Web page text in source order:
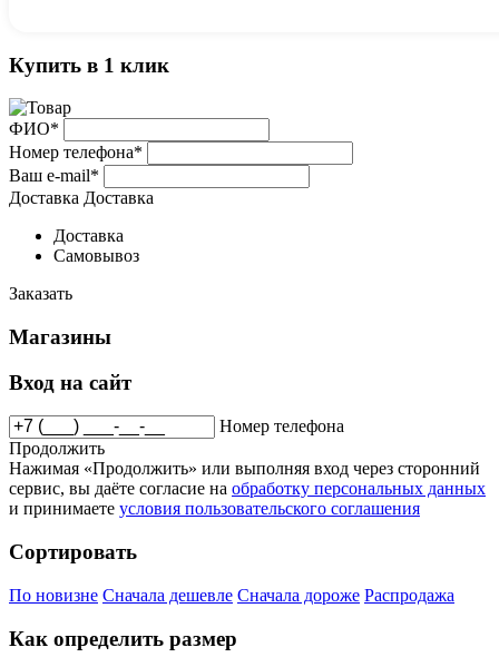
Купить в 1 клик
ФИО*
Номер телефона*
Ваш e-mail*
Доставка Доставка
Доставка
Самовывоз
Заказать
Магазины
Вход на сайт
Номер телефона
Продолжить
Нажимая «Продолжить» или выполняя вход через сторонний
сервис, вы даёте согласие на обработку персональных данных
и принимаете условия пользовательского соглашения
Сортировать
По новизне Сначала дешевле Сначала дороже Распродажа
Как определить размер